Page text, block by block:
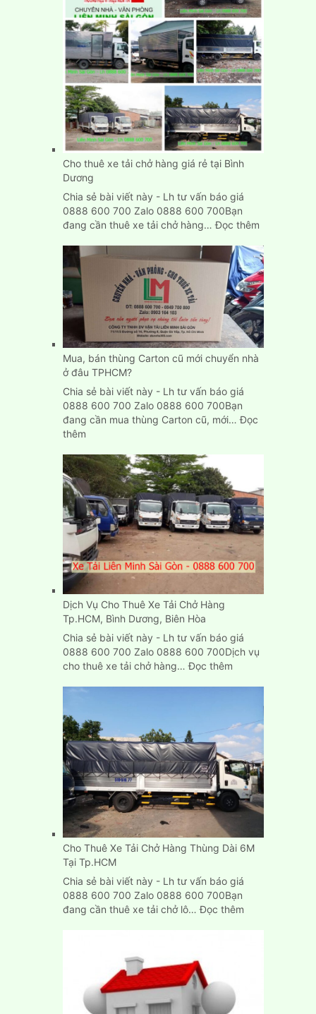
Biên
Hòa
Đồng
Nai
Cho thuê xe tải chở hàng giá rẻ tại Bình
Dương
Chia sẻ bài viết này - Lh tư vấn báo giá
0888 600 700 Zalo 0888 600 700Bạn
đang cần thuê xe tải chở hàng…Đọc thêm:
thuê
xe
tải
chở
hàng
giá
rẻ
tại
Mua, bán thùng Carton cũ mới chuyển nhà
ở đâu TPHCM?
Chia sẻ bài viết này - Lh tư vấn báo giá
0888 600 700 Zalo 0888 600 700Bạn
đang cần mua thùng Carton cũ, mới…Đọc
thêm:
bán
thùng
Carton
cũ
mới
chuyển
nhà
ở
đâu
TPHCM?
Dịch Vụ Cho Thuê Xe Tải Chở Hàng
Tp.HCM, Bình Dương, Biên Hòa
Chia sẻ bài viết này - Lh tư vấn báo giá
0888 600 700 Zalo 0888 600 700Dịch vụ
cho thuê xe tải chở hàng…Đọc thêm:
Thuê
Xe
Tải
Chở
Hàng
Tp.HCM,
Bình
Dương,
Biên
Hòa
Cho Thuê Xe Tải Chở Hàng Thùng Dài 6M
Tại Tp.HCM
Chia sẻ bài viết này - Lh tư vấn báo giá
0888 600 700 Zalo 0888 600 700Bạn
đang cần thuê xe tải chở lô…Đọc thêm: